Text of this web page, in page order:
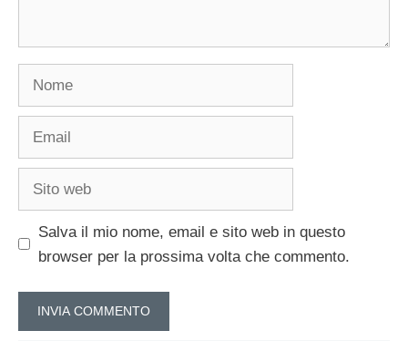
Salva il mio nome, email e sito web in questo
browser per la prossima volta che commento.